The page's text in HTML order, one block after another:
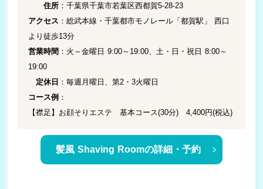
住所 ：千葉県千葉市若葉区西都賀5-28-23
アクセス ：総武本線・千葉都市モノレール「都賀駅」 西口
より徒歩13分
営業時間 ：火～金曜日 9:00～19:00、土・日・祝日 8:00～
19:00
定休日 ：毎週月曜日、第2・3火曜日
コース例 ：
【襟足】お顔そりエステ 基本コース(30分) 4,400円(税込)
髪風 Shaving Roomの詳細・予約